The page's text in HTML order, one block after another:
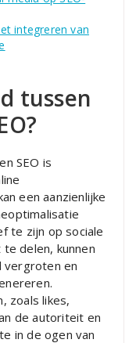
integreren van
tussen
SEO is
een aanzienlijke
te zijn op sociale
delen, kunnen
vergroten en
zoals likes,
de autoriteit en
in de ogen van